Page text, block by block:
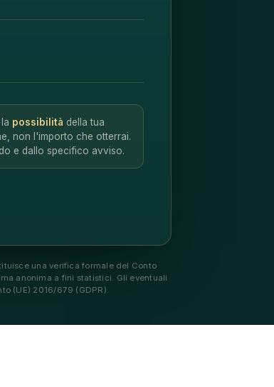
possibilità della tua
non l'importo che otterrai.
e dallo specifico avviso.
una verifica formale del Conto
anonima a fini statistici. Gli eventuali
(UE) 2016/679 (GDPR).